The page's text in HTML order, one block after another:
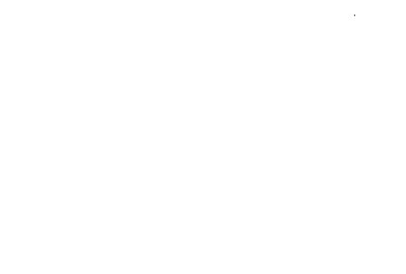
.